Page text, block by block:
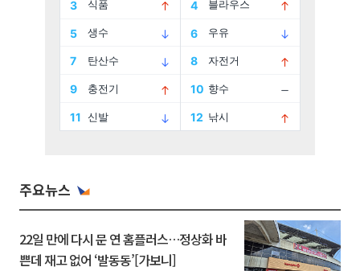
주요뉴스
22일 만에 다시 문 연 홈플러스…정상화 바
쁜데 재고 없어 ‘발동동’[가보니]